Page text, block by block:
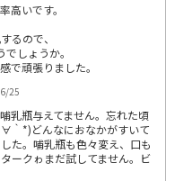
高いです。
るので、
しょうか。
で頑張りました。
25
乳瓶与えてません。忘れた頃
｀*)どんなにおなかがすいて
た。哺乳瓶も色々変え、口も
ークゎまだ試してません。ビ